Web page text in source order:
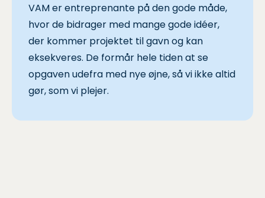
VAM er entreprenante på den gode måde,
hvor de bidrager med mange gode idéer,
der kommer projektet til gavn og kan
eksekveres. De formår hele tiden at se
opgaven udefra med nye øjne, så vi ikke altid
gør, som vi plejer.